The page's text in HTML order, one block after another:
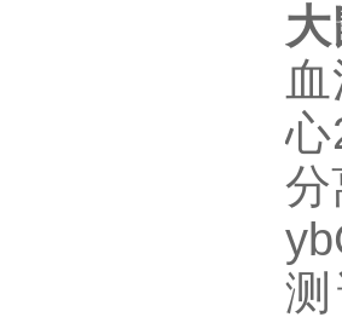
心
分